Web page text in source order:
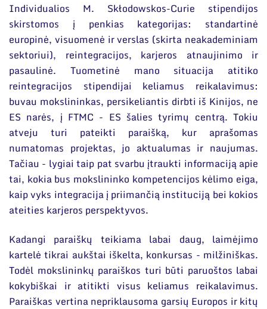
Individualios M. Skłodowskos-Curie stipendijos
skirstomos į penkias kategorijas: standartinė
europinė, visuomenė ir verslas (skirta neakademiniam
sektoriui), reintegracijos, karjeros atnaujinimo ir
pasaulinė. Tuometinė mano situacija atitiko
reintegracijos stipendijai keliamus reikalavimus:
buvau mokslininkas, persikeliantis dirbti iš Kinijos, ne
ES narės, į FTMC - ES šalies tyrimų centrą. Tokiu
atveju turi pateikti paraišką, kur aprašomas
numatomas projektas, jo aktualumas ir naujumas.
Tačiau - lygiai taip pat svarbu įtraukti informaciją apie
tai, kokia bus mokslininko kompetencijos kėlimo eiga,
kaip vyks integracija į priimančią instituciją bei kokios
ateities karjeros perspektyvos.
Kadangi paraiškų teikiama labai daug, laimėjimo
kartelė tikrai aukštai iškelta, konkursas - milžiniškas.
Todėl mokslininkų paraiškos turi būti paruoštos labai
kokybiškai ir atitikti visus keliamus reikalavimus.
Paraiškas vertina nepriklausoma garsių Europos ir kitų